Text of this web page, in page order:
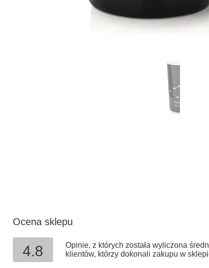
Ocena sklepu
4.8
Opinie, z których została wyliczona
klientów, którzy dokonali zakupu w